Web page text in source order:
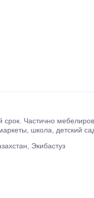
пластиковые окна, домофон
Экибастуз